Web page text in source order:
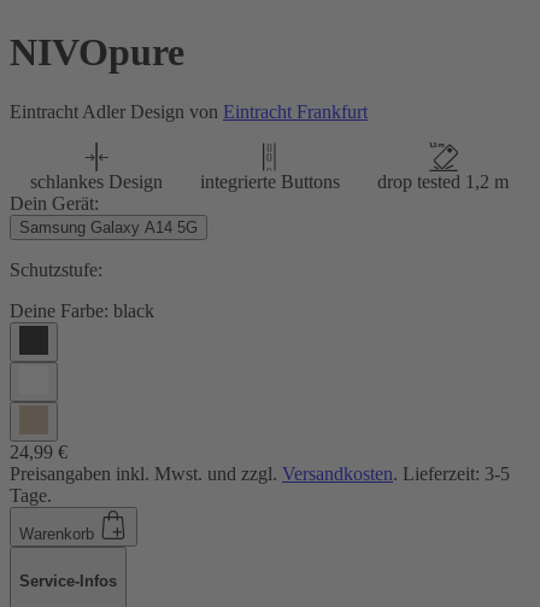
NIVOpure
Eintracht Adler Design von Eintracht Frankfurt
schlankes Design integrierte Buttons
drop tested 1,2 m
Dein Gerät:
Samsung Galaxy A14 5G
Schutzstufe:
Deine Farbe: black
24,99 €
Preisangaben inkl. Mwst. und zzgl. Versandkosten. Lieferzeit: 3-5
Tage.
Warenkorb
Service-Infos